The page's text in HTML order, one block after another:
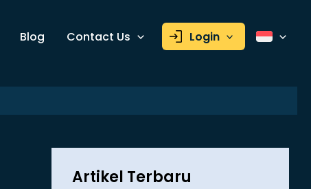
Blog Contact Us Login
Artikel Terbaru